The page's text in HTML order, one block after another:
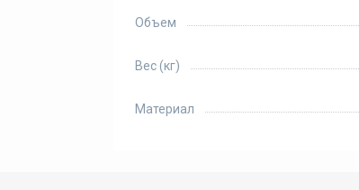
Объем
Вес (кг)
Материал